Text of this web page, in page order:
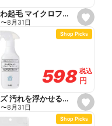
e
s
e
t
o
r
i
e
ふわふわ起毛 マイクロファイバークロス 20×29cm 15枚入り
〜8月31日
s
e
t
Shop Picks
598
598 税込
税込
円
円
カインズ 汚れを浮かせるマイクロバブルクリーナー 400ml
〜8月31日
Shop Picks